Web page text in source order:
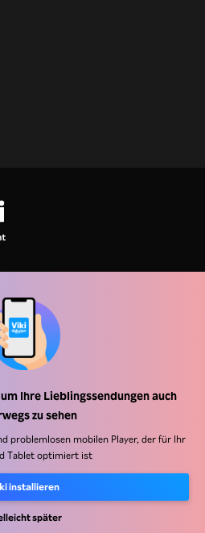
Ihre Lieblingssendungen auch
zu sehen
problemlosen mobilen Player, der für Ihr
Tablet optimiert ist
installieren
später